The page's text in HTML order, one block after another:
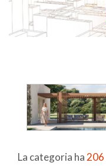
La categoria ha 206